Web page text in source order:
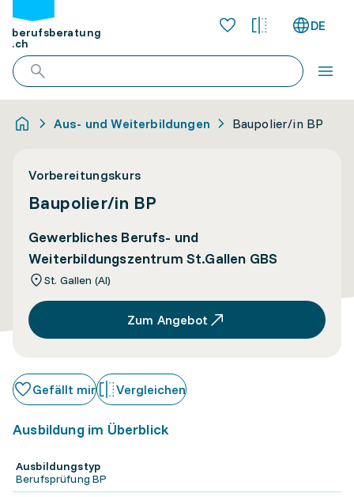
berufsberatung
.ch
DE
Aus- und Weiterbildungen Baupolier/in BP
Vorbereitungskurs
Baupolier/in BP
Gewerbliches Berufs- und
Weiterbildungszentrum St.Gallen GBS
St. Gallen (AI)
Zum Angebot
Gefällt mir Vergleichen
Ausbildung im Überblick
Ausbildungstyp
Berufsprüfung BP